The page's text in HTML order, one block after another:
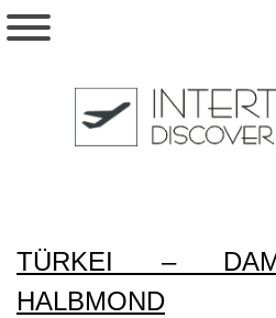
TÜRKEI –
HALBMOND